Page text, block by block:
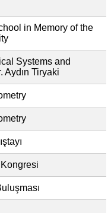
in Memory of the
Systems and
Aydın Tiryaki